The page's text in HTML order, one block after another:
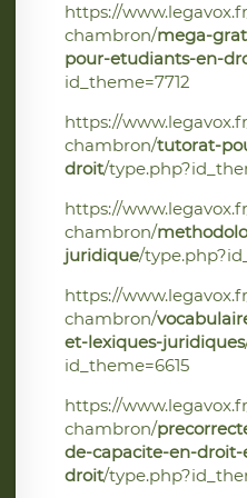
https://
chambron/mega-
pour-etudiants-en-
id_theme=7712
https://
chambron/tutorat-
droit/
https://
chambron/
juridique/
https://
chambron/
et-lexiques-juridiques
id_theme=6615
https://
chambron/
de-capacite-en-
droit/